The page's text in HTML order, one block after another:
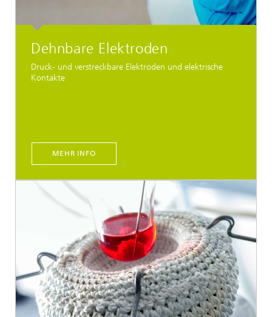
Dehnbare Elektroden
Druck- und verstreckbare Elektroden und elektrische
Kontakte
MEHR INFO